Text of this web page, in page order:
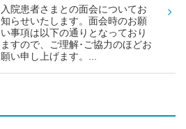
入院患者さまとの面会についてお
知らせいたします。面会時のお願
い事項は以下の通りとなっており
ますので、ご理解･ご協力のほどお
願い申し上げます。...